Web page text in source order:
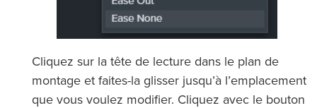
Cliquez sur la tête de lecture dans le plan de
montage et faites-la glisser jusqu’à l’emplacement
que vous voulez modifier. Cliquez avec le bouton